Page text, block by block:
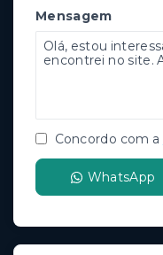
Mensagem
Concordo com a
WhatsApp